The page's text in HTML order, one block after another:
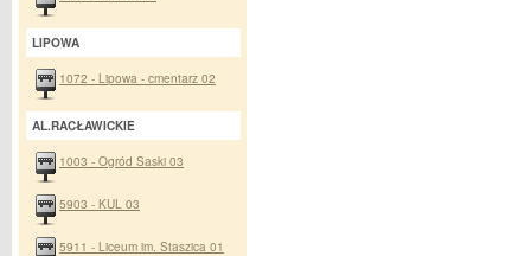
LIPOWA
1072 - Lipowa - cmentarz 02
AL.RACŁAWICKIE
1003 - Ogród Saski 03
5903 - KUL 03
5911 - Liceum im. Staszica 01